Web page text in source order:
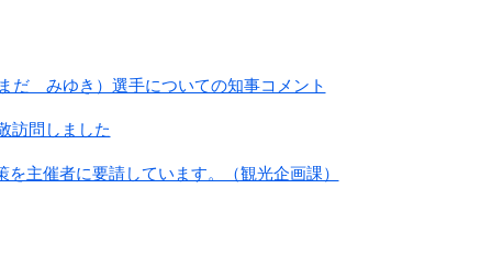
だ みゆき）選手についての知事コメント
訪問しました
主催者に要請しています。（観光企画課）